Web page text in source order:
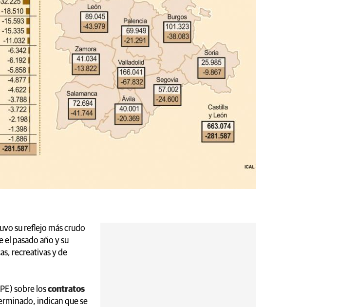
su reflejo más crudo
el pasado año y su
recreativas y de
sobre loscontratos
indican que se